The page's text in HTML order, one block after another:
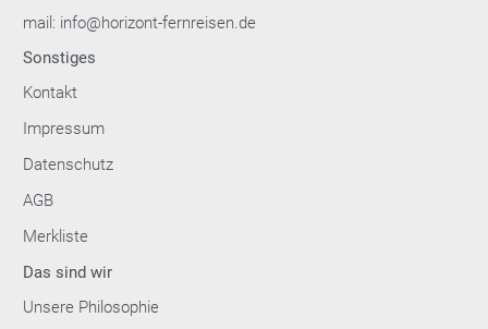
mail: info@horizont-fernreisen.de
Sonstiges
Kontakt
Impressum
Datenschutz
AGB
Merkliste
Das sind wir
Unsere Philosophie